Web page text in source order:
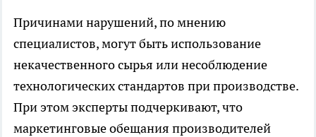
Причинами нарушений, по мнению
специалистов, могут быть использование
некачественного сырья или несоблюдение
технологических стандартов при производстве.
При этом эксперты подчеркивают, что
маркетинговые обещания производителей